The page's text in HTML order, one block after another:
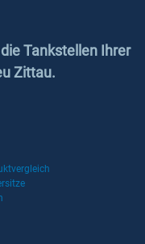
Tankstellen Ihrer
Zittau.